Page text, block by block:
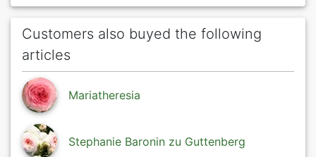
Customers also buyed the following
articles
Mariatheresia
Stephanie Baronin zu Guttenberg